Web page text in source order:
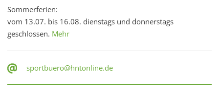
Sommerferien:
vom 13.07. bis 16.08. dienstags und donnerstags
geschlossen. Mehr
sportbuero@hntonline.de